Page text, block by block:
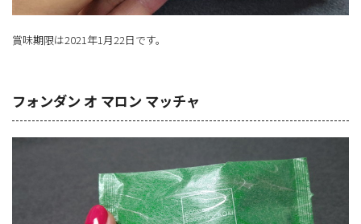
賞味期限は2021年1月22日です。
フォンダン オ マロン マッチャ